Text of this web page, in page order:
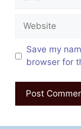
Website
Save my
browser for